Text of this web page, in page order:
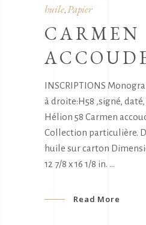
huile, Papier
CARMEN
INSCRIPTIONS
à droite:H58 ,signé,
Hélion 58 Carmen
Collection particulière.
huile sur carton
12 7/8 x 16 1/8 in.
Read More